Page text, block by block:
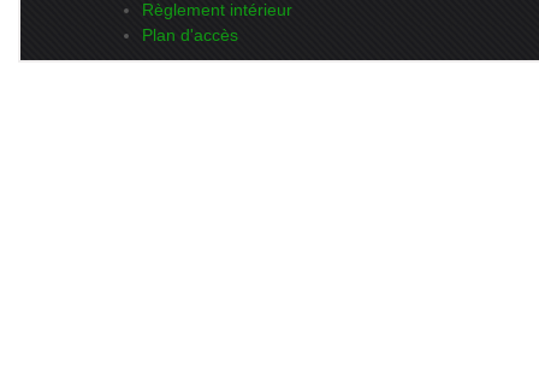
Règlement intérieur
Plan d'accès